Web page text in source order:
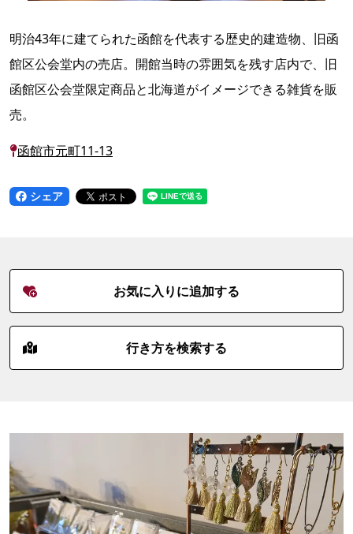
明治43年に建てられた函館を代表する歴史的建造物、旧函
館区公会堂内の売店。開館当時の雰囲気を残す店内で、旧
函館区公会堂限定商品と北海道がイメージできる雑貨を販
売。
函館市元町11-13
シェア
お気に入りに追加する
行き方を検索する